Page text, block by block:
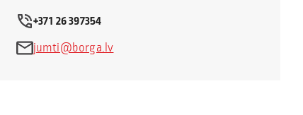
+371 26 397354
jumti@borga.lv